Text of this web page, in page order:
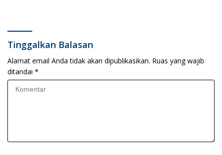
Tinggalkan Balasan
Alamat email Anda tidak akan dipublikasikan. Ruas yang wajib
ditandai *